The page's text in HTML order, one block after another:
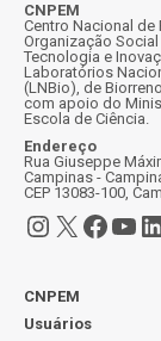
CNPEM
Centro Nacional de
Organização
Tecnologia e
Laboratórios
(LNBio), de
com apoio do
Escola de Ciência.
Endereço
Rua Giuseppe
Campinas -
CEP 13083-100,
Instagram
X
CNPEM
Usuários